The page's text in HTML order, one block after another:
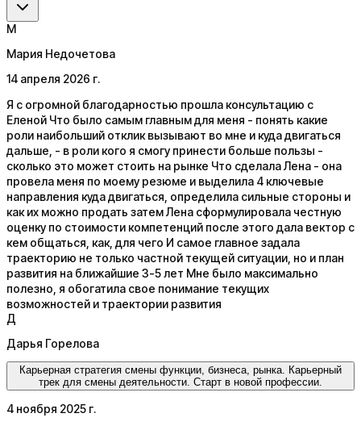
М
Мария Недочетова
14 апреля 2026 г.
Я с огромной благодарностью прошла консультацию с
Еленой Что было самым главным для меня - понять какие
роли наибольший отклик вызывают во мне и куда двигаться
дальше, - в роли кого я смогу принести больше пользы -
сколько это может стоить на рынке Что сделала Лена - она
провела меня по моему резюме и выделила 4 ключевые
направления куда двигаться, определила сильные стороны и
как их можно продать затем Лена сформулировала честную
оценку по стоимости компетенций после этого дала вектор с
кем общаться, как, для чего И самое главное задала
траекторию не только частной текущей ситуации, но и план
развития на ближайшие 3-5 лет Мне было максимально
полезно, я обогатила свое понимание текущих
возможностей и траектории развития
Д
Дарья Горелова
Карьерная стратегия смены функции, бизнеса, рынка. Карьерный
трек для смены деятельности. Старт в новой профессии.
4 ноября 2025 г.